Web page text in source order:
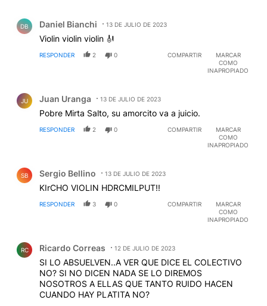
DB Daniel Bianchi 13 DE JULIO DE 2023
Violin violin violin 🎻
RESPONDER 2 0 COMPARTIR
MARCAR
COMO
INAPROPIADO
JU Juan Uranga 13 DE JULIO DE 2023
Pobre Mirta Salto, su amorcito va a juicio.
RESPONDER 2 0 COMPARTIR
MARCAR
COMO
INAPROPIADO
SB Sergio Bellino 13 DE JULIO DE 2023
KIrCHO VIOLIN HDRCMILPUT!!
RESPONDER 3 0 COMPARTIR
MARCAR
COMO
INAPROPIADO
RC Ricardo Correas 12 DE JULIO DE 2023
SI LO ABSUELVEN..A VER QUE DICE EL COLECTIVO
NO? SI NO DICEN NADA SE LO DIREMOS
NOSOTROS A ELLAS QUE TANTO RUIDO HACEN
CUANDO HAY PLATITA NO?